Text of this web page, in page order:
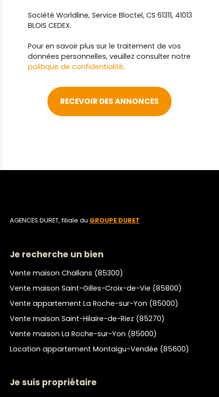
Société Worldline, Service Bloctel, CS 61311, 41013
BLOIS CEDEX.
Pour en savoir plus sur le traitement de vos
données personnelles, veuillez consulter notre
politique de confidentialité.
RECEVOIR DES ANNONCES
AGENCES DURET, filiale du GROUPE DURET
Je recherche un bien
Vente maison Challans (85300)
Vente maison Saint-Gilles-Croix-de-Vie (85800)
Vente appartement La Roche-sur-Yon (85000)
Vente maison Saint-Hilaire-de-Riez (85270)
Vente maison La Roche-sur-Yon (85000)
Location appartement Montaigu-Vendée (85600)
Je suis propriétaire